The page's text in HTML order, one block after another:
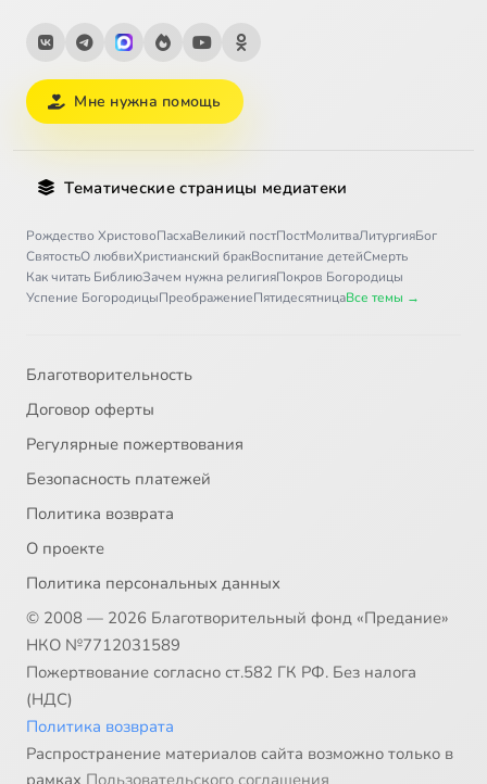
Мне нужна помощь
Тематические страницы медиатеки
Рождество ХристовоПасхаВеликий постПостМолитваЛитургияБог
СвятостьО любвиХристианский бракВоспитание детейСмерть
Как читать БиблиюЗачем нужна религияПокров Богородицы
Успение БогородицыПреображениеПятидесятницаВсе темы →
Благотворительность
Договор оферты
Регулярные пожертвования
Безопасность платежей
Политика возврата
О проекте
Политика персональных данных
© 2008 — 2026 Благотворительный фонд «Предание»
НКО №7712031589
Пожертвование согласно ст.582 ГК РФ. Без налога
(НДС)
Политика возврата
Распространение материалов сайта возможно только в